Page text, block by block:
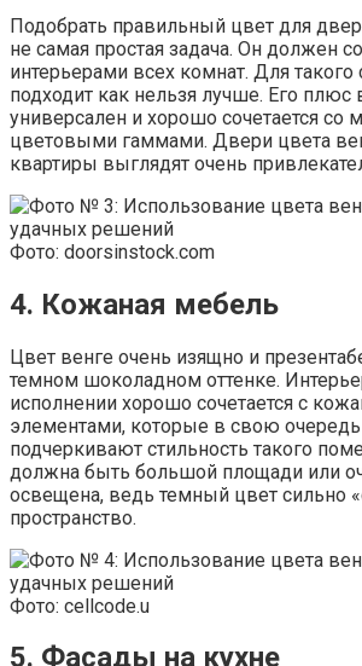
Подобрать правильный цвет для
не самая простая задача. Он должен
интерьерами всех комнат. Для такого
подходит как нельзя лучше. Его плюс
универсален и хорошо сочетается со
цветовыми гаммами. Двери цвета
квартиры выглядят очень
Фото: doorsinstock.com
4. Кожаная мебель
Цвет венге очень изящно и
темном шоколадном оттенке.
исполнении хорошо сочетается с
элементами, которые в свою
подчеркивают стильность такого
должна быть большой площади или
освещена, ведь темный цвет сильно
пространство.
Фото: cellcode.u
5. Фасады на кухне